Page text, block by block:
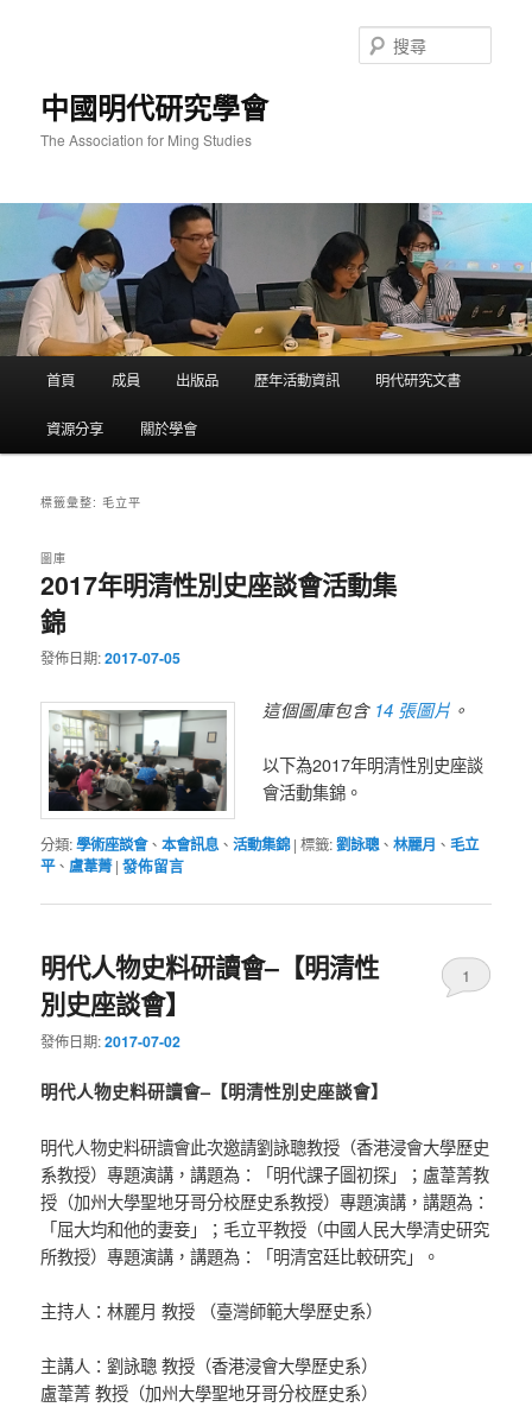
中國明代研究學會
The Association for Ming Studies
尋
首頁 成員 出版品 歷年活動資訊 明代研究文書
資源分享 關於學會
標籤彙整:毛立平
2017年明清性別史座談會活動集
錦
圖庫
發佈日期:2017-07-05
這個圖庫包含 14 張圖片 。
以下為2017年明清性別史座談
會活動集錦。
分類:學術座談會、本會訊息、活動集錦 |標籤:劉詠聰、林麗月 、毛立
平、盧葦菁 |發佈留言
明代人物史料研讀會–【明清性
別史座談會】
發佈日期:2017-07-02
1
明代人物史料研讀會–【明清性別史座談會】
明代人物史料研讀會此次邀請劉詠聰教授（香港浸會大學歷史
系教授）專題演講，講題為：「明代課子圖初探」；盧葦菁教
授（加州大學聖地牙哥分校歷史系教授）專題演講，講題為：
「屈大均和他的妻妾」；毛立平教授（中國人民大學清史研究
所教授）專題演講，講題為：「明清宮廷比較研究」。
主持人：林麗月 教授 （臺灣師範大學歷史系）
主講人：劉詠聰 教授（香港浸會大學歷史系）
盧葦菁 教授（加州大學聖地牙哥分校歷史系）